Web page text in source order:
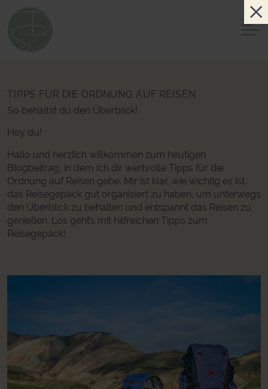
TIPPS FÜR DIE ORDNUNG AUF REISEN
So behältst du den Überblick!
Hey du!
Hallo und herzlich willkommen zum heutigen
Blogbeitrag, in dem ich dir wertvolle Tipps für die
Ordnung auf Reisen gebe. Mir ist klar, wie wichtig es ist,
das Reisegepäck gut organisiert zu haben, um unterwegs
den Überblick zu behalten und entspannt das Reisen zu
genießen. Los geht’s mit hilfreichen Tipps zum
Reisegepäck!